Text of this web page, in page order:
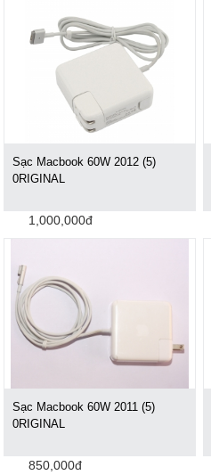
Sạc Macbook 60W 2012 (5)
0RIGINAL
1,000,000đ
Sạc Macbook 60W 2011 (5)
0RIGINAL
850,000đ